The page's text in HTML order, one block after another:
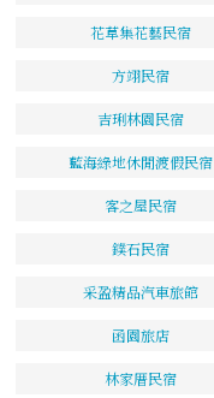
花草集花藝民宿
方翊民宿
吉琍林園民宿
藍海綠地休閒渡假民宿
客之屋民宿
鏷石民宿
采盈精品汽車旅館
函園旅店
林家厝民宿